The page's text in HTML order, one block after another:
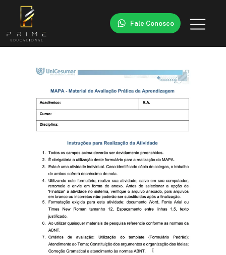
Fale Conosco